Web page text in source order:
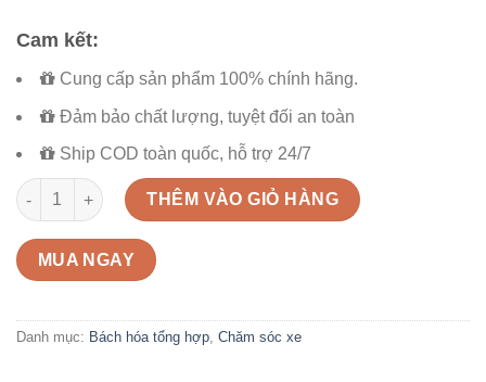
Cam kết:
Cung cấp sản phẩm 100% chính hãng.
Đảm bảo chất lượng, tuyệt đối an toàn
Ship COD toàn quốc, hỗ trợ 24/7
Vệ Sinh Buồng Đốt Và Khí Thải Catalytic Senfineco 9942 số
THÊM VÀO GIỎ HÀNG
MUA NGAY
Danh mục: Bách hóa tổng hợp, Chăm sóc xe